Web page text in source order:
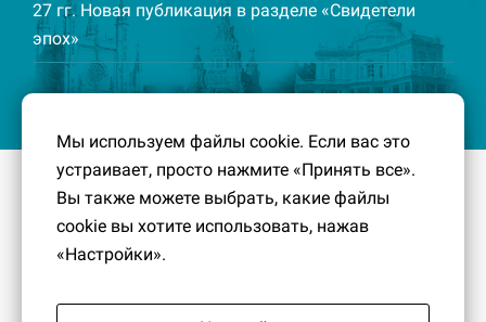
27 гг. Новая публикация в разделе «Свидетели
эпох»
© 2016-2026 Южный берег Финского залива
малой Родины, без которого трудно представить себе
историко-культурный ландшафт Петербурга и
Ленинградской области.
PavelDesign
Мы используем файлы cookie. Если вас это
устраивает, просто нажмите «Принять все».
Вы также можете выбрать, какие файлы
cookie вы хотите использовать, нажав
«Настройки».